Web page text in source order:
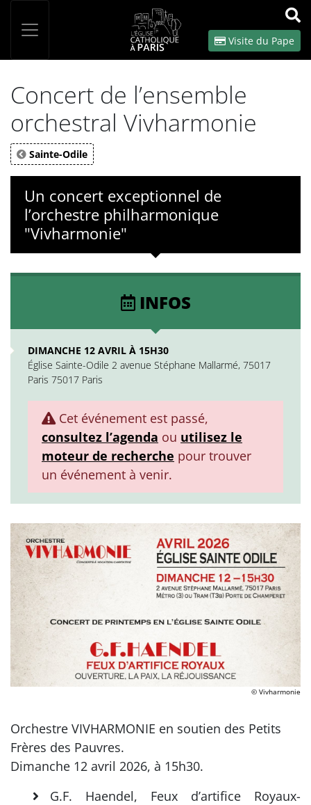
OK
Visite du Pape
Concert de l’ensemble
orchestral Vivharmonie
Sainte-Odile
Un concert exceptionnel de
l’orchestre philharmonique
"Vivharmonie"
INFOS
DIMANCHE 12 AVRIL À 15H30
Église Sainte-Odile 2 avenue Stéphane Mallarmé, 75017
Paris 75017 Paris
Cet événement est passé,
consultez l’agenda ou utilisez le
moteur de recherche pour trouver
un événement à venir.
© Vivharmonie
Orchestre VIVHARMONIE en soutien des Petits
Frères des Pauvres.
Dimanche 12 avril 2026, à 15h30.
G.F. Haendel, Feux d’artifice Royaux-
Panneau de gestion des cookies